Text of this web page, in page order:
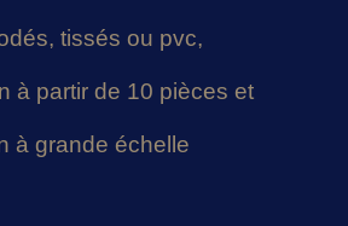
tissés ou pvc,
à partir de 10 pièces et
à grande échelle